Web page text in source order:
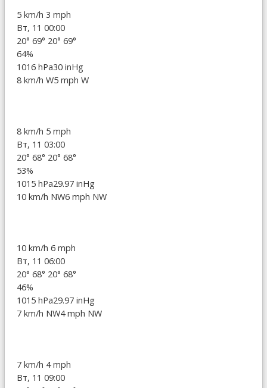
5 km/h 3 mph
Вт, 11 00:00
20° 69° 20° 69°
64%
1016 hPa30 inHg
8 km/h W5 mph W
8 km/h 5 mph
Вт, 11 03:00
20° 68° 20° 68°
53%
1015 hPa29.97 inHg
10 km/h NW6 mph NW
10 km/h 6 mph
Вт, 11 06:00
20° 68° 20° 68°
46%
1015 hPa29.97 inHg
7 km/h NW4 mph NW
7 km/h 4 mph
Вт, 11 09:00